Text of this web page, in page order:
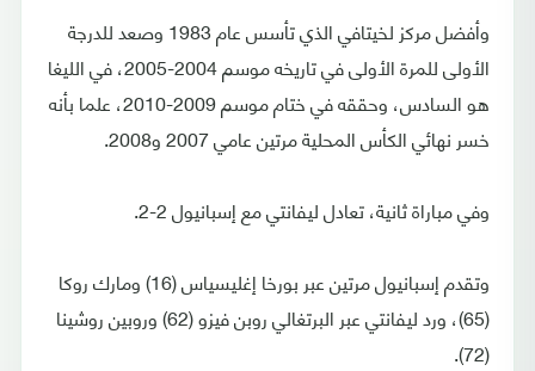
وأفضل مركز لخيتافي الذي تأسس عام 1983 وصعد للدرجة
الأولى للمرة الأولى في تاريخه موسم 2004-2005، في الليغا
هو السادس، وحققه في ختام موسم 2009-2010، علما بأنه
خسر نهائي الكأس المحلية مرتين عامي 2007 و2008.
وفي مباراة ثانية، تعادل ليفانتي مع إسبانيول 2-2.
وتقدم إسبانيول مرتين عبر بورخا إغليسياس (16) ومارك روكا
(65)، ورد ليفانتي عبر البرتغالي روبن فيزو (62) وروبين روشينا
(72).